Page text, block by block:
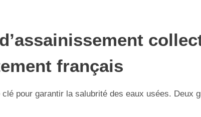
français
clé pour garantir la salubrité des eaux usées.